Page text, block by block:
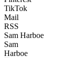
TikTok
Mail
RSS
Sam Harboe
Sam
Harboe